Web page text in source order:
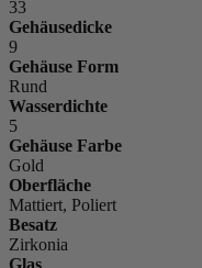
33
Gehäusedicke
9
Gehäuse Form
Rund
Wasserdichte
5
Gehäuse Farbe
Gold
Oberfläche
Mattiert, Poliert
Besatz
Zirkonia